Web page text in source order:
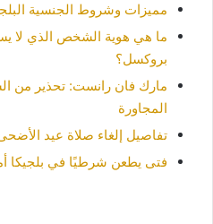
مميزات وشروط الجنسية
ما هي هوية الشخص الذي لا
بروكسل؟
مارك فان رانست: تحذير من
المجاورة
تفاصيل إلغاء صلاة عيد
فتى يطعن شرطيًا في بلجيكا